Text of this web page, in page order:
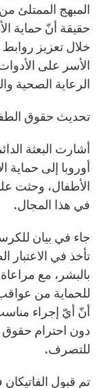
المبهج الممتلئ
حقيقة أنّ حماية
خلال تعزيز
الأسر على
الرعاية الصحية
تحديث حقوق
أشارت البعثة
أوروبا إلى
الأطفال، وحثت
في هذا المجال.
جاء في بيان
تأخذ في الاعتبار
بالبشر، مع
للحماية من
أنّ أيّ إجراء
دون احترام حقوق
للتصرف.
تم قبول